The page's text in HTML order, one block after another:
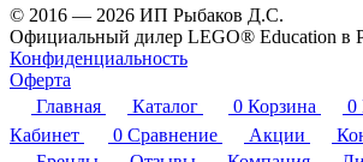
© 2016 — 2026 ИП Рыбаков Д.С.
Официальный дилер LEGO® Education в
Конфиденциальность
Оферта
Главная
Каталог 0 Корзина 0
Кабинет
0 Сравнение Акции